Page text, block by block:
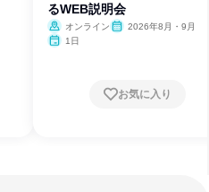
るWEB説明会
オンライン
2026年8月・9月
1日
お気に入り